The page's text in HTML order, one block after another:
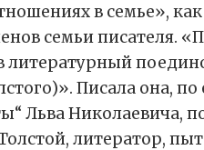
в семье»,
семьи писателя.
литературный
Писала она,
Льва Николаевича,
литератор,